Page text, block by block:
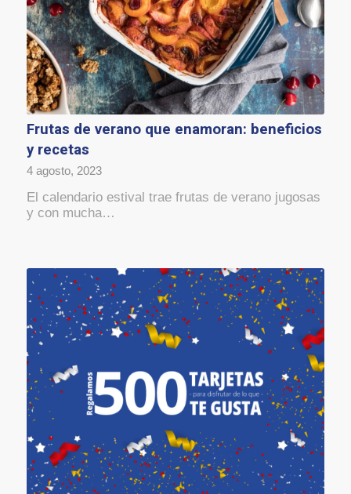
Frutas de verano que enamoran: beneficios
y recetas
4 agosto, 2023
El calendario estival trae frutas de verano jugosas
y con mucha…